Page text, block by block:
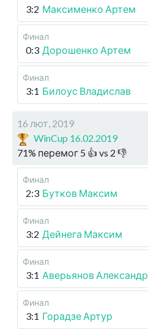
3:2 Максименко Артем
Финал
0:3 Дорошенко Артем
Финал
3:1 Билоус Владислав
16 лют, 2019
WinCup 16.02.2019
71% перемог 5 👍 vs 2 👎
Финал
2:3 Бутков Максим
Финал
3:2 Дейнега Максим
Финал
3:1 Аверьянов Александр
Финал
3:1 Горадзе Артур